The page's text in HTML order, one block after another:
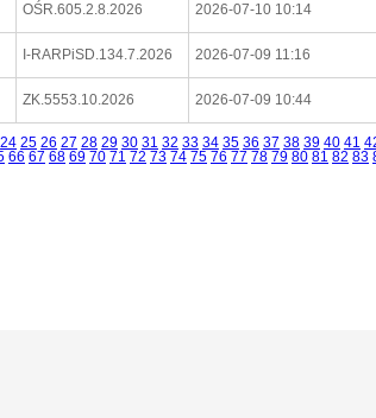
OŚR.605.2.8.2026 2026-07-10 10:14
I-RARPiSD.134.7.2026 2026-07-09 11:16
ZK.5553.10.2026 2026-07-09 10:44
24 25 26 27 28 29 30 31 32 33 34 35 36 37 38 39 40 41
66 67 68 69 70 71 72 73 74 75 76 77 78 79 80 81 82 83